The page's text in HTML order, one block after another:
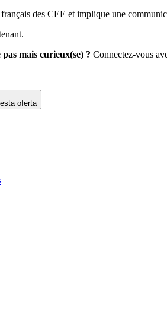
des CEE et implique une
mais curieux(se) ? Connectez-vous
oferta